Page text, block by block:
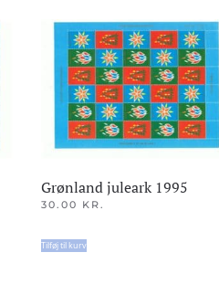
Grønland juleark 1995
30.00 KR.
Tilføj til kurv